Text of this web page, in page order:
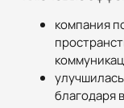
компания
благодаря